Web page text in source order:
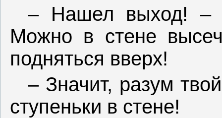
– Нашел выход! –
Можно в стене
подняться вверх!
– Значит, разум
ступеньки в стене!